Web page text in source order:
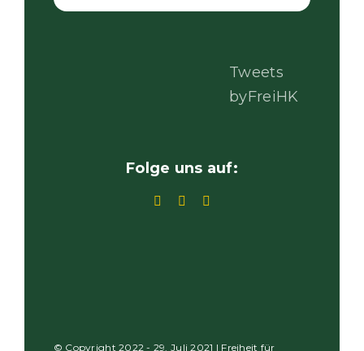
Tweets
byFreiHK
Folge uns auf:
© Copyright 2022 - 29. Juli 2021 | Freiheit für